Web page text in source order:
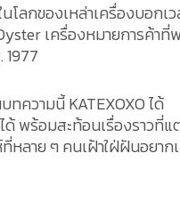
ลกของเหล่าเครื่องบอกเว
เครื่องหมายการค้าที่
ความนี้ KATEXOXO ได้
พร้อมสะท้อนเรื่องราวที่แ
ลาย ๆ คนเฝ้าใฝ่ฝันอยาก